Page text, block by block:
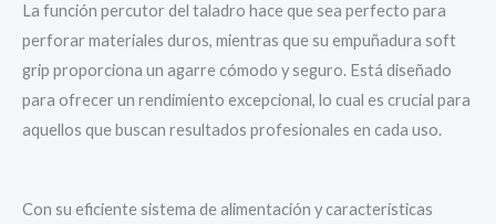
La función percutor del taladro hace que sea perfecto para
perforar materiales duros, mientras que su empuñadura soft
grip proporciona un agarre cómodo y seguro. Está diseñado
para ofrecer un rendimiento excepcional, lo cual es crucial para
aquellos que buscan resultados profesionales en cada uso.
Con su eficiente sistema de alimentación y características